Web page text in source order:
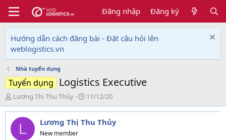
Đăng nhập Đăng ký
Hướng dẫn cách đăng bài - Đặt câu hỏi lên
weblogistics.vn
Nhà tuyển dụng
Tuyển dụng Logistics Executive
T
h
r
e
Lương Thị Thu Thủy
N
g
à
y
11/12/20
L Lương Thị Thu Thủy
New member